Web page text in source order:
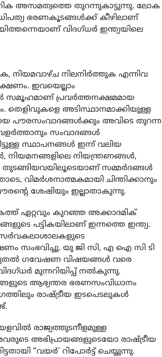
അസമത്വത്തെ തുറന്നുകാട്ടുന്നു. ലോക
ഭരണകൂടങ്ങള്‍ക്ക് കീഴിലാണ്
വിദഗ്ധര്‍ ഇന്ത്യയിലെ
നിയമവാഴ്ച നിലനിര്‍ത്തുക എന്നിവ
ഇവയെല്ലാം
സമൂഹമാണ് പ്രവര്‍ത്തനക്ഷമമായ
അടിസ്ഥാനമാക്കിയുള്ള
പൗരസംവാദങ്ങള്‍ക്കും അവിടെ തുറന്ന
സംവാദങ്ങള്‍
സ്ഥാപനങ്ങള്‍ ഇന്ന് വലിയ
നിയമനങ്ങളിലെ നിയന്ത്രണങ്ങള്‍,
തുടങ്ങിയവയിലൂടെയാണ് സമ്മര്‍ദങ്ങള്‍
വിമര്‍ശനാത്മകമായി ചിന്തിക്കാനും
ശേഷിയും ഇല്ലാതാകുന്നു.
ഏറ്റവും കുറഞ്ഞ അക്കാദമിക്
പട്ടികയിലാണ് ഇന്നത്തെ ഇന്ത്യ.
സര്‍വകലാശാലകളുടെ
സംഭവിച്ചു. യു ജി സി, എ ഐ സി ടി
മുതല്‍ ഗവേഷണ വിഷയങ്ങള്‍ വരെ
വിദഗ്ധര്‍ മുന്നറിയിപ്പ് നല്‍കുന്നു.
ആഭ്യന്തര ഭരണസംവിധാനം
രാഷ്ട്രീയ ഇടപെടലുകള്‍
രാജ്യത്തുടനീളമുള്ള
അഭിപ്രായങ്ങളുടെയോ രാഷ്ട്രീയ
“വയര്‍’ റിപോര്‍ട്ട് ചെയ്യുന്നു.